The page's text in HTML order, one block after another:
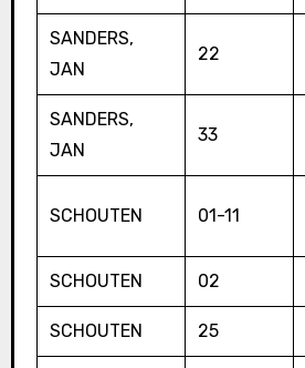
SANDERS,
JAN
22
SANDERS,
JAN
33
SCHOUTEN 01-11
SCHOUTEN 02
SCHOUTEN 25